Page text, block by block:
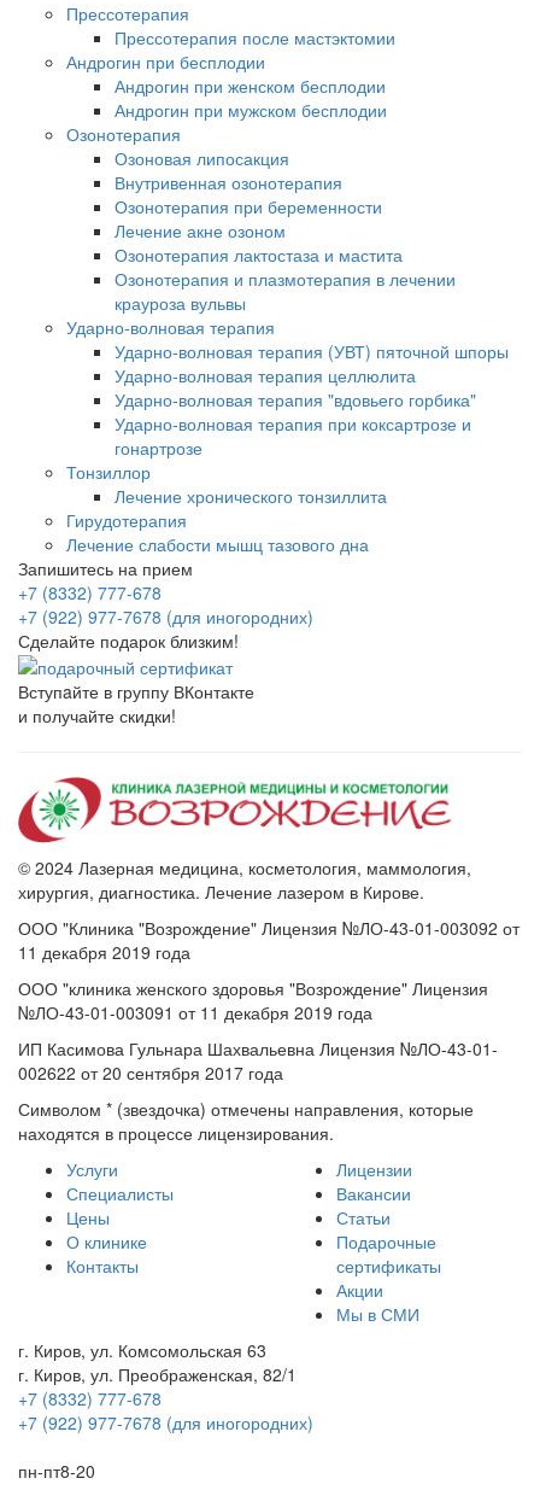
Прессотерапия
Прессотерапия после мастэктомии
Андрогин при бесплодии
Андрогин при женском бесплодии
Андрогин при мужском бесплодии
Озонотерапия
Озоновая липосакция
Внутривенная озонотерапия
Озонотерапия при беременности
Лечение акне озоном
Озонотерапия лактостаза и мастита
Озонотерапия и плазмотерапия в лечении
крауроза вульвы
Ударно-волновая терапия
Ударно-волновая терапия (УВТ) пяточной шпоры
Ударно-волновая терапия целлюлита
Ударно-волновая терапия "вдовьего горбика"
Ударно-волновая терапия при коксартрозе и
гонартрозе
Тонзиллор
Лечение хронического тонзиллита
Гирудотерапия
Лечение слабости мышц тазового дна
Запишитесь на прием
+7 (8332) 777-678
+7 (922) 977-7678 (для иногородних)
Сделайте подарок близким!
Вступaйте в группу ВКонтакте
и получайте скидки!
© 2024 Лазерная медицина, косметология, маммология,
хирургия, диагностика. Лечение лазером в Кирове.
ООО "Клиника "Возрождение" Лицензия №ЛО-43-01-003092 от
11 декабря 2019 года
ООО "клиника женского здоровья "Возрождение" Лицензия
№ЛО-43-01-003091 от 11 декабря 2019 года
ИП Касимова Гульнара Шахвальевна Лицензия №ЛО-43-01-
002622 от 20 сентября 2017 года
Символом * (звездочка) отмечены направления, которые
находятся в процессе лицензирования.
Услуги
Специалисты
Цены
О клинике
Контакты
Лицензии
Вакансии
Статьи
Подарочные
сертификаты
Акции
Мы в СМИ
г. Киров, ул. Комсомольская 63
г. Киров, ул. Преображенская, 82/1
+7 (8332) 777-678
+7 (922) 977-7678 (для иногородних)
пн-пт8-20